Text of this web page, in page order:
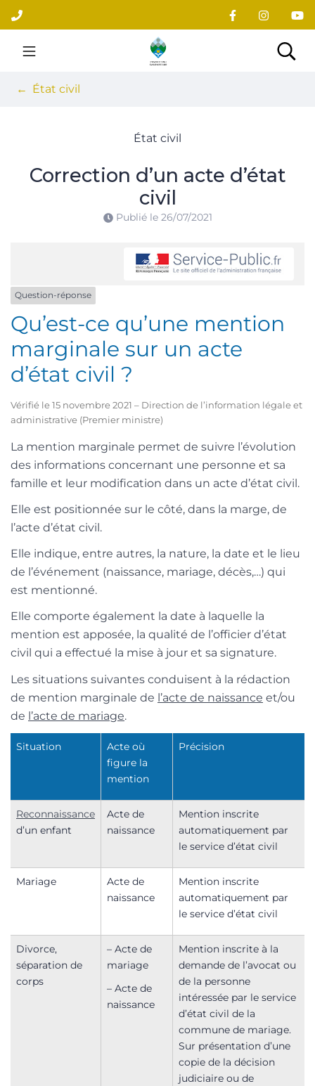
Aller
au
contenu
Site officiel du village
État civil
État civil
Correction d’un acte d’état
civil
Publié le 26/07/2021
Question-réponse
Qu’est-ce qu’une mention
marginale sur un acte
d’état civil ?
Vérifié le 15 novembre 2021 – Direction de l’information légale et
administrative (Premier ministre)
La mention marginale permet de suivre l’évolution
des informations concernant une personne et sa
famille et leur modification dans un acte d’état civil.
Elle est positionnée sur le côté, dans la marge, de
l’acte d’état civil.
Elle indique, entre autres, la nature, la date et le lieu
de l’événement (naissance, mariage, décès,…) qui
est mentionné.
Elle comporte également la date à laquelle la
mention est apposée, la qualité de l’officier d’état
civil qui a effectué la mise à jour et sa signature.
Les situations suivantes conduisent à la rédaction
de mention marginale de l’acte de naissance et/ou
de l’acte de mariage.
Situation
Acte où
figure la
mention
Précision
Reconnaissance
d’un enfant
Acte de
naissance
Mention inscrite
automatiquement par
le service d’état civil
Mariage
Acte de
naissance
Mention inscrite
automatiquement par
le service d’état civil
Divorce,
séparation de
corps
– Acte de
mariage
– Acte de
naissance
Mention inscrite à la
demande de l’avocat ou
de la personne
intéressée par le service
d’état civil de la
commune de mariage.
Sur présentation d’une
copie de la décision
judiciaire ou de